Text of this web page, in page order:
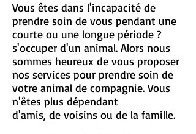
Vous êtes dans l'incapacité de
prendre soin de vous pendant une
courte ou une longue période ?
s'occuper d'un animal. Alors nous
sommes heureux de vous proposer
nos services pour prendre soin de
votre animal de compagnie. Vous
n'êtes plus dépendant
d'amis, de voisins ou de la famille.